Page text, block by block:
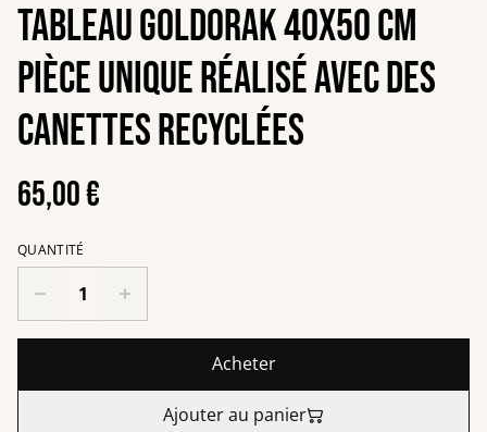
Tableau Goldorak 40x50 cm
PIÈCE UNIQUE réalisé avec des
canettes recyclées
65,00 €
QUANTITÉ
Acheter
Ajouter au panier